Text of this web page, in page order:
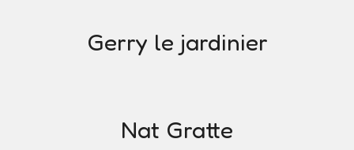
Gerry le jardinier
Nat Gratte